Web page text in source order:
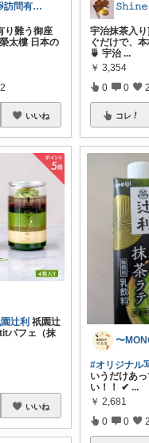
バター🐱訪問有難うございます💕
り難う御座
太樓 日本の
いいね
辻利 祇園辻
パフェ（抹
いいね
宇治抹茶入
ぐだけで、
🍵 宇治 ...
￥ 3,354
0 0
コレ
#オリジナル
いうだけあ
い！！ ✔ ...
￥ 2,681
0 0